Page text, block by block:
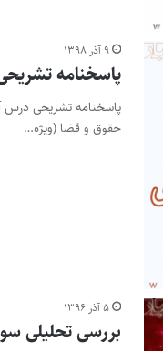
۹ آذر ۱۳۹۸
پاسخنامه
حقوق و قضا (ویژه…
۵ آذر ۱۳۹۶
بررسی تحلیلی سوالات